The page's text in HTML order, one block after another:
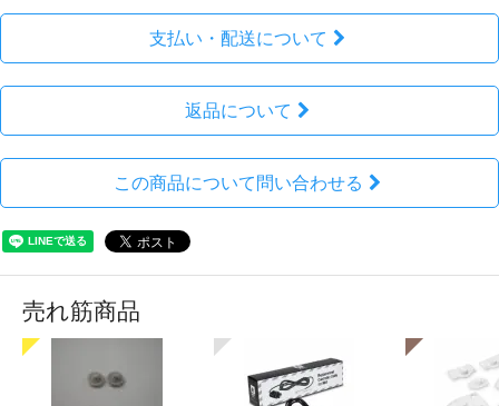
支払い・配送について
返品について
この商品について問い合わせる
売れ筋商品